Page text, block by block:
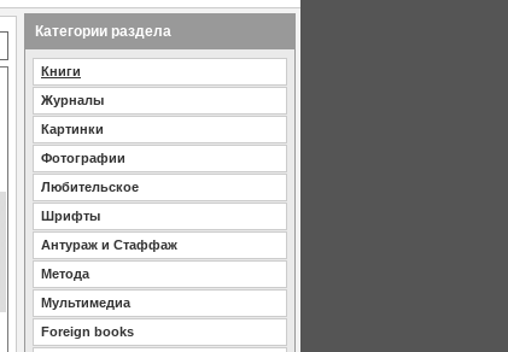
Категории раздела
Книги
Журналы
Картинки
Фотографии
Любительское
Шрифты
Антураж и Стаффаж
Метода
Мультимедиа
Foreign books